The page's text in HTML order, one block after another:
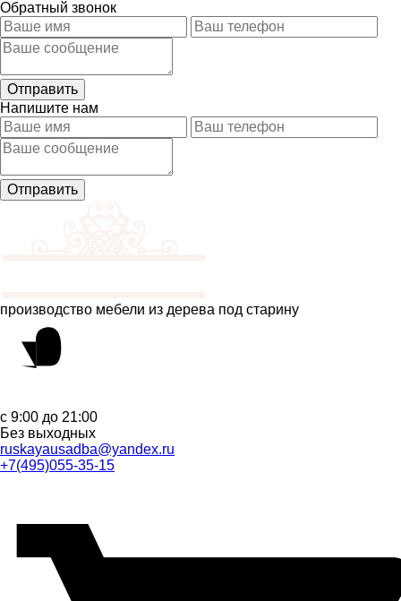
Обратный звонок
Напишите нам
производство мебели из дерева под старину
с 9:00 до 21:00
Без выходных
ruskayausadba@yandex.ru
+7(495)055-35-15